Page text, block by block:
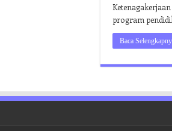
program
Baca